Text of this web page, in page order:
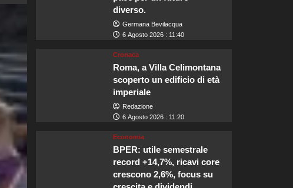
diverso.
Germana Bevilacqua
6 Agosto 2026 : 11:40
Cronaca
Roma, a Villa Celimontana
scoperto un edificio di età
imperiale
Redazione
6 Agosto 2026 : 11:20
Economia
BPER: utile semestrale
record +14,7%, ricavi core
crescono 2,6%, focus su